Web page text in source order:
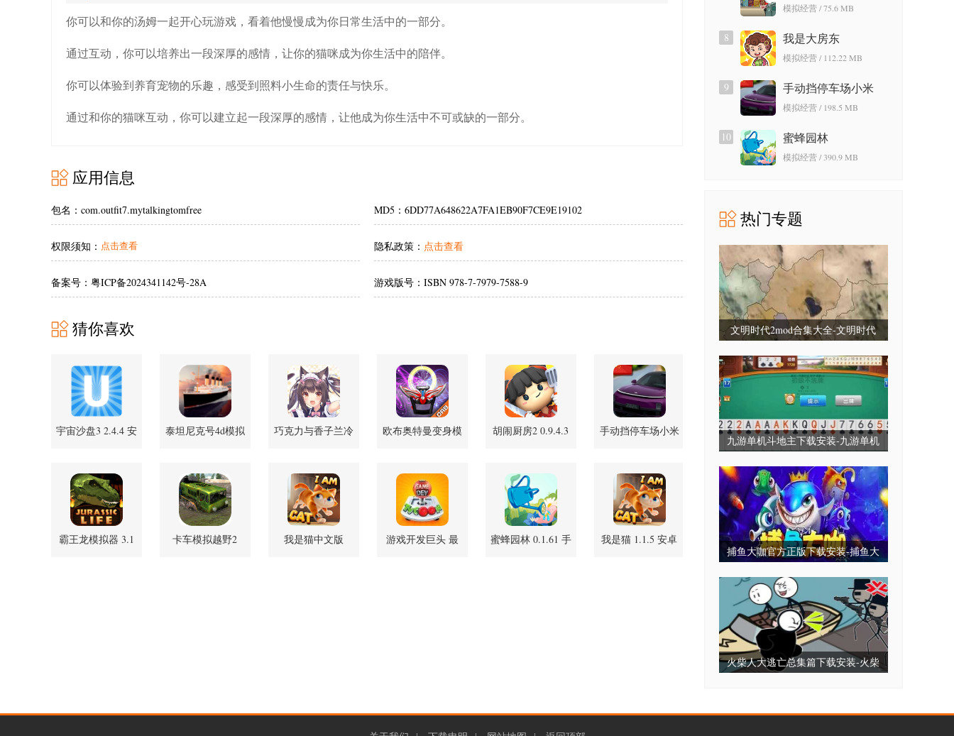
你可以和你的汤姆一起开心玩游戏，看着他慢慢成为你日常生活中的一部分。
通过互动，你可以培养出一段深厚的感情，让你的猫咪成为你生活中的陪伴。
你可以体验到养育宠物的乐趣，感受到照料小生命的责任与快乐。
通过和你的猫咪互动，你可以建立起一段深厚的感情，让他成为你生活中不可或缺的一部分。
应用信息
包名：com.outfit7.mytalkingtomfree MD5：6DD77A648622A7FA1EB90F7CE9E19102
权限须知： 点击查看 隐私政策： 点击查看
备案号：粤ICP备2024341142号-28A 游戏版号：ISBN 978-7-7979-7588-9
猜你喜欢
宇宙沙盘3 2.4.4 安
泰坦尼克号4d模拟
巧克力与香子兰冷
欧布奥特曼变身模
胡闹厨房2 0.9.4.3
手动挡停车场小米
霸王龙模拟器 3.1
卡车模拟越野2
我是猫中文版
游戏开发巨头 最
蜜蜂园林 0.1.61 手
我是猫 1.1.5 安卓
模拟经营 / 75.6 MB
8 我是大房东
模拟经营 / 112.22 MB
9
手动挡停车场小米
SU7模组
模拟经营 / 198.5 MB
10 蜜蜂园林
模拟经营 / 390.9 MB
热门专题
文明时代2mod合集大全-文明时代
整合包
九游单机斗地主下载安装-九游单机
无毒免费无需网
捕鱼大咖官方正版下载安装-捕鱼大
本
火柴人大逃亡总集篇下载安装-火柴